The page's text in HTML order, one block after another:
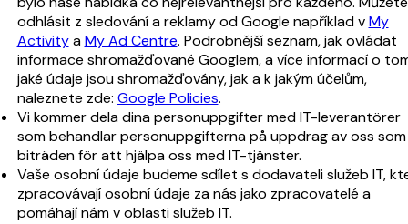
odhlásit z sledování a reklamy od Google například vMy
ActivityaMy Ad Centre. Podrobnější seznam, jak ovládat
informace shromažďované Googlem, a více informací o
jaké údaje jsou shromažďovány, jak a k jakým účelům,
naleznete zde: Google Policies.
Vi kommer dela dina personuppgifter med IT-leverantörer
som behandlar personuppgifterna på uppdrag av oss som
biträden för att hjälpa oss med IT-tjänster.
Vaše osobní údaje budeme sdílet s dodavateli služeb IT,
zpracovávají osobní údaje za nás jako zpracovatelé a
pomáhají nám v oblasti služeb IT.